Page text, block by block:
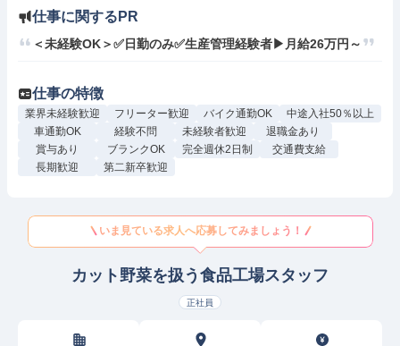
仕事に関するPR
＜未経験OK＞✅日勤のみ✅生産管理経験者▶月給26万円～
仕事の特徴
業界未経験歓迎 フリーター歓迎 バイク通勤OK
中途入社50％以上
車通勤OK
経験不問 未経験者歓迎
退職金あり
賞与あり
ブランクOK 完全週休2日制
交通費支給
長期歓迎
第二新卒歓迎
いま見ている求人へ応募してみましょう！
カット野菜を扱う食品工場スタッフ
正社員